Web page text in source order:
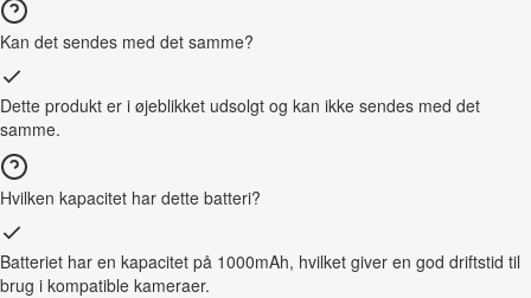
Kan det sendes med det samme?
Dette produkt er i øjeblikket udsolgt og kan ikke sendes med det
samme.
Hvilken kapacitet har dette batteri?
Batteriet har en kapacitet på 1000mAh, hvilket giver en god driftstid til
brug i kompatible kameraer.